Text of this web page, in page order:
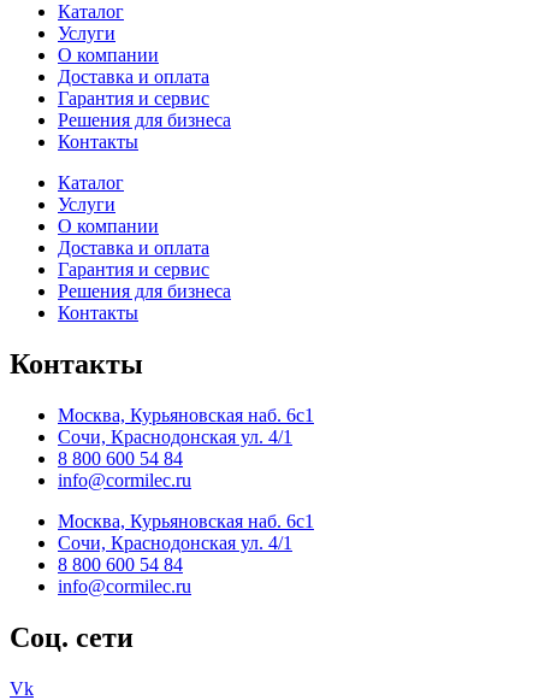
Каталог
Услуги
О компании
Доставка и оплата
Гарантия и сервис
Решения для бизнеса
Контакты
Каталог
Услуги
О компании
Доставка и оплата
Гарантия и сервис
Решения для бизнеса
Контакты
Контакты
Москва, Курьяновская наб. 6с1
Сочи, Краснодонская ул. 4/1
8 800 600 54 84
info@cormilec.ru
Москва, Курьяновская наб. 6с1
Сочи, Краснодонская ул. 4/1
8 800 600 54 84
info@cormilec.ru
Соц. сети
Vk